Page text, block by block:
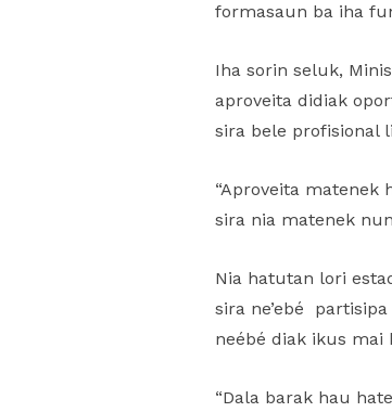
formasaun ba iha
Iha sorin seluk,
aproveita didiak
sira bele profisional
“Aproveita
sira nia matenek
Nia hatutan lori
sira ne’ebé
neébé diak ikus mai
“Dala barak hau